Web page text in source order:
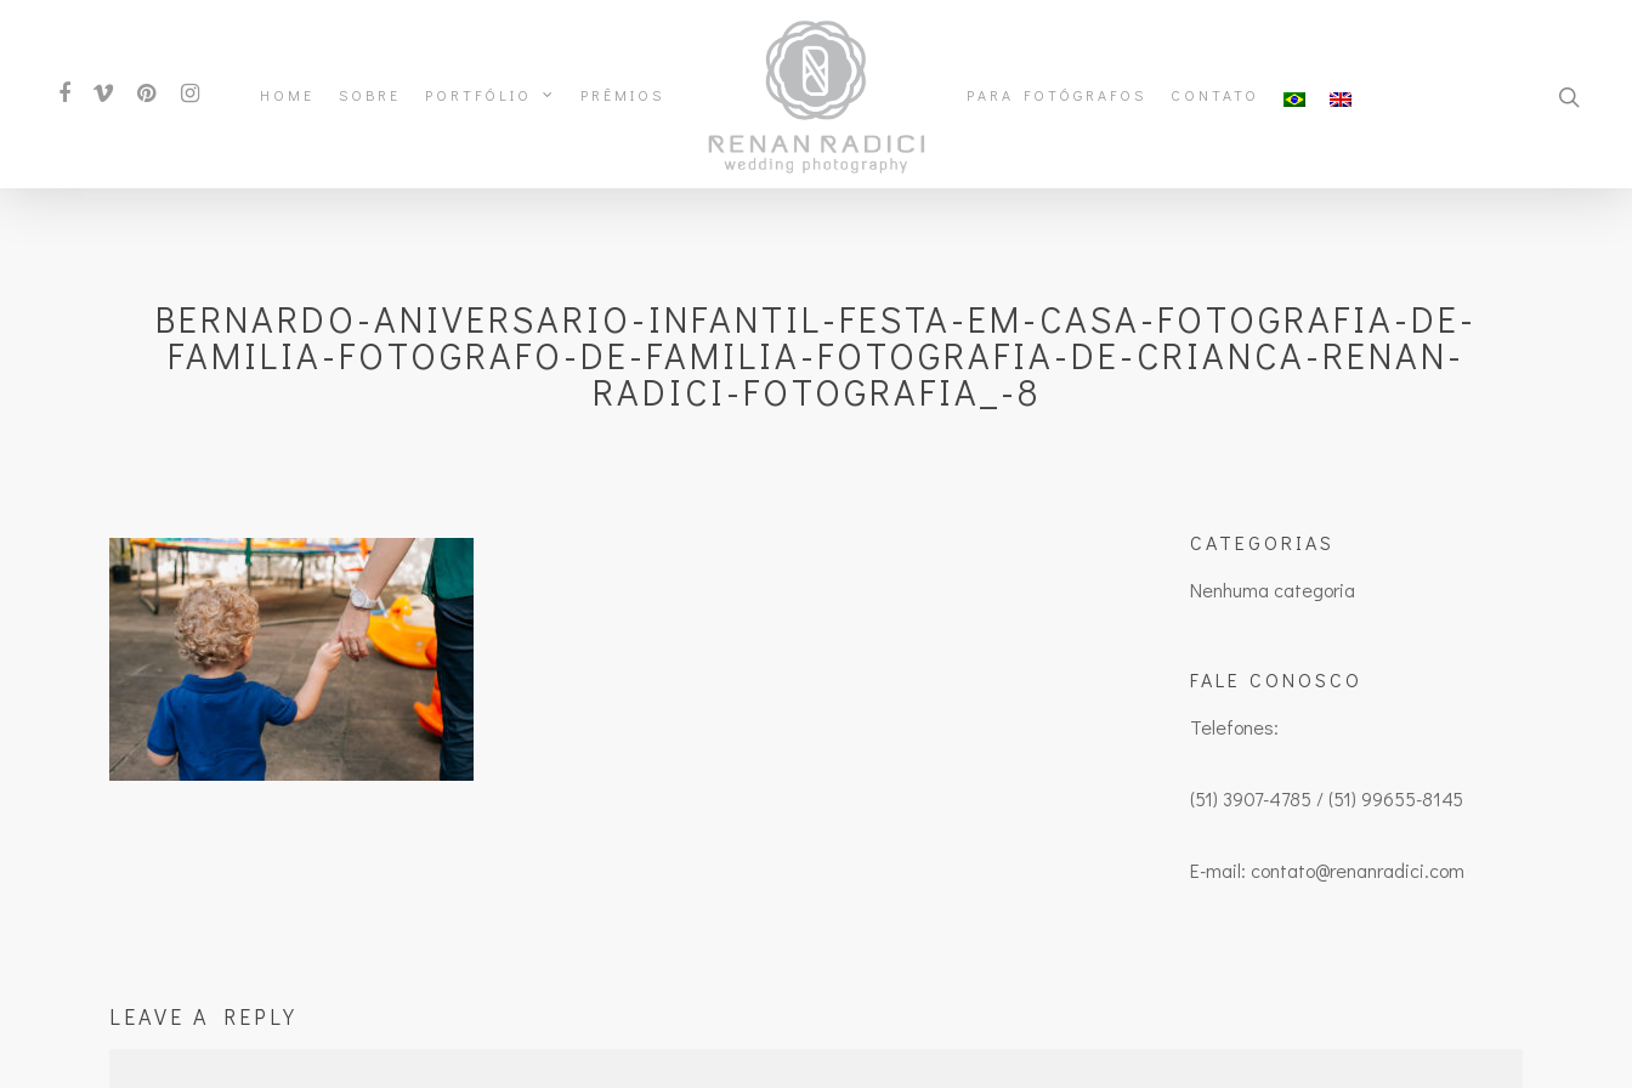
HOME SOBRE PORTFÓLIO PRÊMIOS PARA FOTÓGRAFOS CONTATO
BERNARDO-ANIVERSARIO-INFANTIL-FESTA-EM-CASA-FOTOGRAFIA-DE-
FAMILIA-FOTOGRAFO-DE-FAMILIA-FOTOGRAFIA-DE-CRIANCA-RENAN-
RADICI-FOTOGRAFIA_-8
CATEGORIAS
Nenhuma categoria
FALE CONOSCO
Telefones:
(51) 3907-4785 / (51) 99655-8145
E-mail: contato@renanradici.com
LEAVE A REPLY